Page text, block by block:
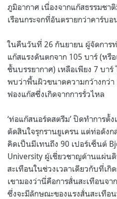
ภูมิอากาศ เนื่องจากแก๊สธรรมช
เรือนกระจกที่อันตรายกว่าคาร์บ
ในคืนวันที่ 26 กันยายน ผู้จัดการ
แก๊สแรงดันตกจาก 105 บาร์ (หรื
ชั้นบรรยากาศ) เหลือเพียง 7 บา
พบว่าพื้นผิวขนาดความกว้างกว่า
ฟองแก๊สซึ่งเกิดจากการรั่วไหล
‘ท่อแก๊สนอร์ดสตรีม’ ปิดทำการตั้
ตัดสินใจรุกรานยูเครน แต่ท่อดัง
คิดเป็นมีเทนถึง 90 เปอร์เซ็นต์
University ผู้เชี่ยวชาญด้านแผ่น
สะเทือนในช่วงเวลาเดียวกับที่เกิ
เขามองว่านี่คือการสั่นสะเทือนจ
ซึ่งจะมีลักษณะของแรงสั่นสะเทือ